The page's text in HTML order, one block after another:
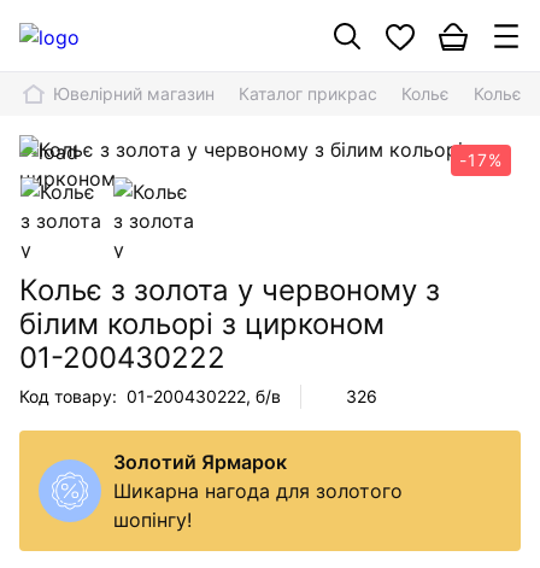
Ювелірний магазин Каталог прикрас Кольє Кольє
-17%
Кольє з золота у червоному з
білим кольорі з цирконом
01-200430222
Код товару: 01-200430222, б/в 326
Золотий Ярмарок
Шикарна нагода для золотого
шопінгу!